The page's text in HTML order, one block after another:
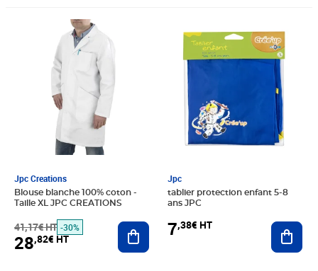
Jpc Creations
Blouse blanche 100% coton -
Taille XL JPC CREATIONS
41,17€ HT
Prix barré 41,17€ HT
-30%
28,82€ HT
Prix 28,82€ HT
Ajouter au panier
Jpc
tablier protection enfant 5-8
ans JPC
7,38€ HT